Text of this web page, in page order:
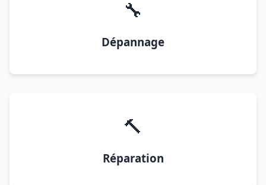
🔧
Dépannage
🔨
Réparation